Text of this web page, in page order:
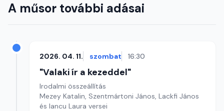
A műsor további adásai
2026. 04. 11. szombat 16:30
"Valaki ír a kezeddel"
Irodalmi összeállítás
Mezey Katalin, Szentmártoni János, Lackfi János
és Iancu Laura versei